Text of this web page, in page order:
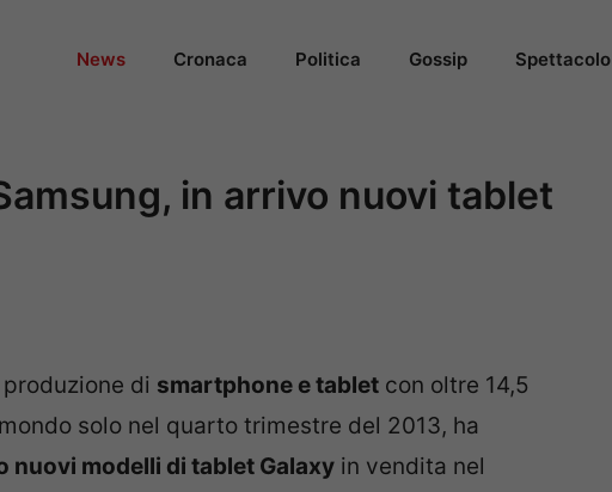
News Cronaca Politica Gossip Spettacolo
in arrivo nuovi tablet
di smartphone e tablet con oltre 14,5
solo nel quarto trimestre del 2013, ha
nuovi modelli di tablet Galaxy in vendita nel